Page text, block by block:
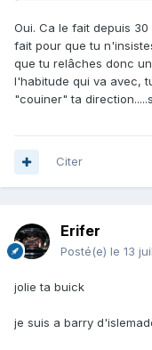
Oui. Ca le fait depuis
fait pour que tu
que tu relâches donc
l'habitude qui va avec,
"couiner" ta
Citer
Erifer
Posté(e) le 13
jolie ta buick
je suis a barry